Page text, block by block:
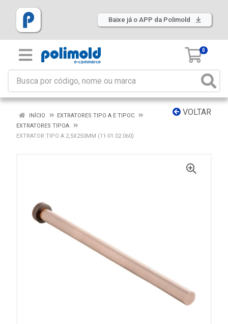
Baixe já o APP da Polimold
0
VOLTAR
INÍCIO
EXTRATORES TIPO A E TIPOC
EXTRATORES TIPOA
EXTRATOR TIPO A 2,5X250MM (11-01.02.060)